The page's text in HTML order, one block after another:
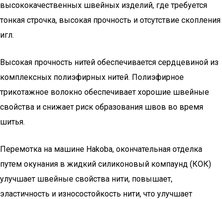
высококачественных швейных изделий, где требуется
тонкая строчка, высокая прочность и отсутствие скопления
игл.
Высокая прочность нитей обеспечивается сердцевиной из
комплексных полиэфирных нитей. Полиэфирное
трикотажное волокно обеспечивает хорошие швейные
свойства и снижает риск образования швов во время
шитья.
Перемотка на машине Hakoba, окончательная отделка
путем окунания в жидкий силиконовый компаунд (КОК)
улучшает швейные свойства нити, повышает,
эластичность и износостойкость нити, что улучшает